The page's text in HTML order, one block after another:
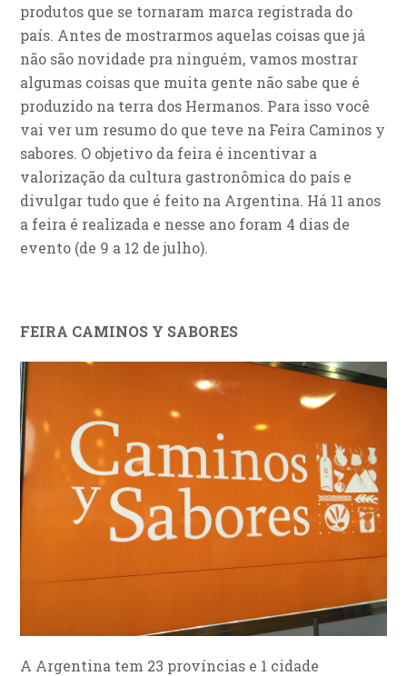
produtos que se tornaram marca registrada do
país. Antes de mostrarmos aquelas coisas que já
não são novidade pra ninguém, vamos mostrar
algumas coisas que muita gente não sabe que é
produzido na terra dos Hermanos. Para isso você
vai ver um resumo do que teve na Feira Caminos y
sabores. O objetivo da feira é incentivar a
valorização da cultura gastronômica do país e
divulgar tudo que é feito na Argentina. Há 11 anos
a feira é realizada e nesse ano foram 4 dias de
evento (de 9 a 12 de julho).
FEIRA CAMINOS Y SABORES
A Argentina tem 23 províncias e 1 cidade